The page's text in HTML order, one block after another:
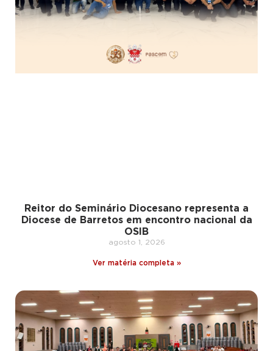
Reitor do Seminário Diocesano representa a
Diocese de Barretos em encontro nacional da
OSIB
agosto 1, 2026
Ver matéria completa »